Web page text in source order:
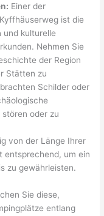
Einer der
ist die
und kulturelle
Nehmen Sie
der Region
Stätten zu
Schilder oder
stören oder zu
von der Länge Ihrer
entsprechend, um ein
zu gewährleisten.
Sie diese,
entlang